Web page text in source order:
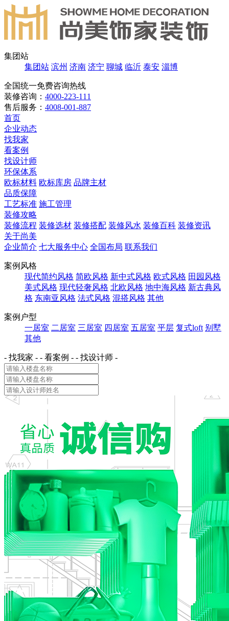
集团站
集团站 滨州 济南 济宁 聊城 临沂 泰安 淄博
全国统一免费咨询热线
装修咨询： 4000-223-111
售后服务： 4008-001-887
首页
企业动态
找我家
看案例
找设计师
环保体系
欧标材料 欧标库房 品牌主材
品质保障
工艺标准 施工管理
装修攻略
装修流程 装修选材 装修搭配 装修风水 装修百科 装修资讯
关于尚美
企业简介 七大服务中心 全国布局 联系我们
案例风格
现代简约风格 简欧风格 新中式风格 欧式风格 田园风格
美式风格 现代轻奢风格 北欧风格 地中海风格 新古典风
格 东南亚风格 法式风格 混搭风格 其他
案例户型
一居室 二居室 三居室 四居室 五居室 平层 复式loft 别墅
其他
- 找我家 - - 看案例 - - 找设计师 -